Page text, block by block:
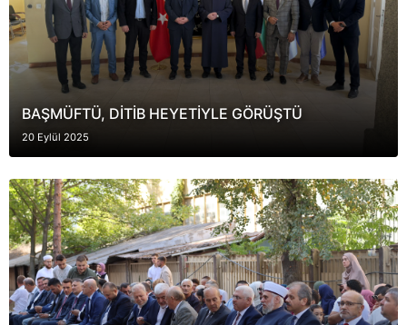
BAŞMÜFTÜ, DİTİB HEYETİYLE GÖRÜŞTÜ
20 Eylül 2025